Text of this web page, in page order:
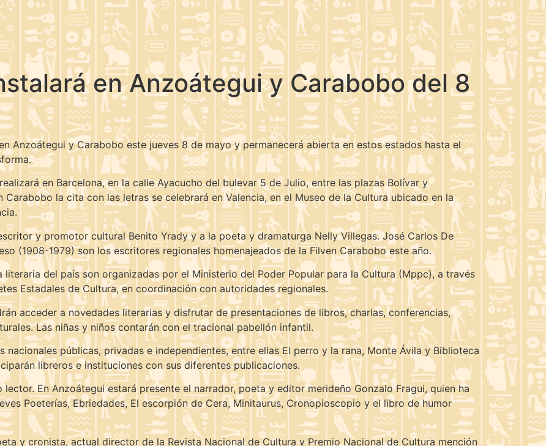
en Anzoátegui y Carabobo del 8
Anzoátegui y Carabobo este jueves 8 de mayo y permanecerá abierta en estos estados hasta el
en Barcelona, en la calle Ayacucho del bulevar 5 de Julio, entre las plazas Bolívar y
la cita con las letras se celebrará en Valencia, en el Museo de la Cultura ubicado en la
y promotor cultural Benito Yrady y a la poeta y dramaturga Nelly Villegas. José Carlos De
(1908-1979) son los escritores regionales homenajeados de la Filven Carabobo este año.
literaria del país son organizadas por el Ministerio del Poder Popular para la Cultura (Mppc), a través
Estadales de Cultura, en coordinación con autoridades regionales.
acceder a novedades literarias y disfrutar de presentaciones de libros, charlas, conferencias,
Las niñas y niños contarán con el tracional pabellón infantil.
nacionales públicas, privadas e independientes, entre ellas El perro y la rana, Monte Ávila y Biblioteca
libreros e instituciones con sus diferentes publicaciones.
En Anzoátegui estará presente el narrador, poeta y editor merideño Gonzalo Fragui, quien ha
Poeterías, Ebriedades, El escorpión de Cera, Minitaurus, Cronopioscopio y el libro de humor
y cronista, actual director de la Revista Nacional de Cultura y Premio Nacional de Cultura mención